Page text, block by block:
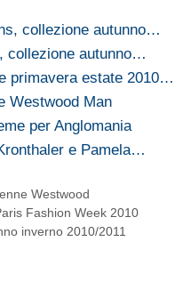
collezione autunno…
collezione autunno…
primavera estate 2010…
Westwood Man
per Anglomania
e Pamela…
Westwood
Fashion Week 2010
inverno 2010/2011